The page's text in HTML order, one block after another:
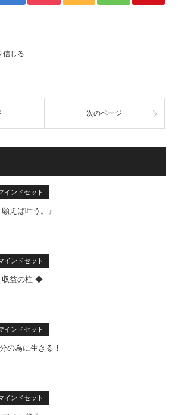
信じる
次のページ
インドセット
願えば叶う。』
インドセット
益の柱 ◆
インドセット
の為に生きる！
インドセット